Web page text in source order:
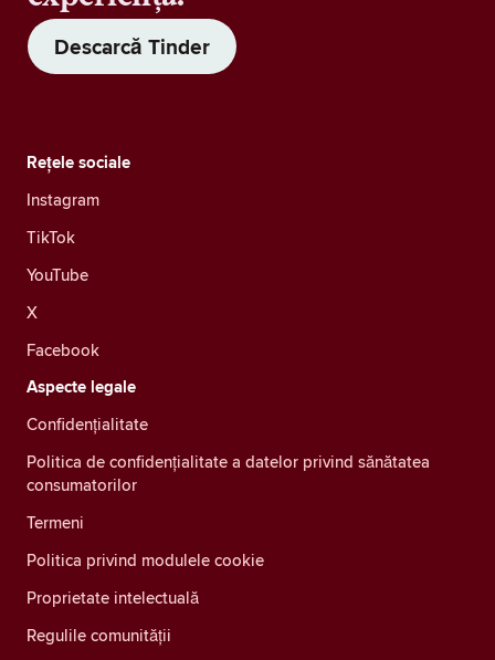
Descarcă Tinder
Rețele sociale
Instagram
TikTok
YouTube
X
Facebook
Aspecte legale
Confidenţialitate
Politica de confidențialitate a datelor privind sănătatea
consumatorilor
Termeni
Politica privind modulele cookie
Proprietate intelectuală
Regulile comunității